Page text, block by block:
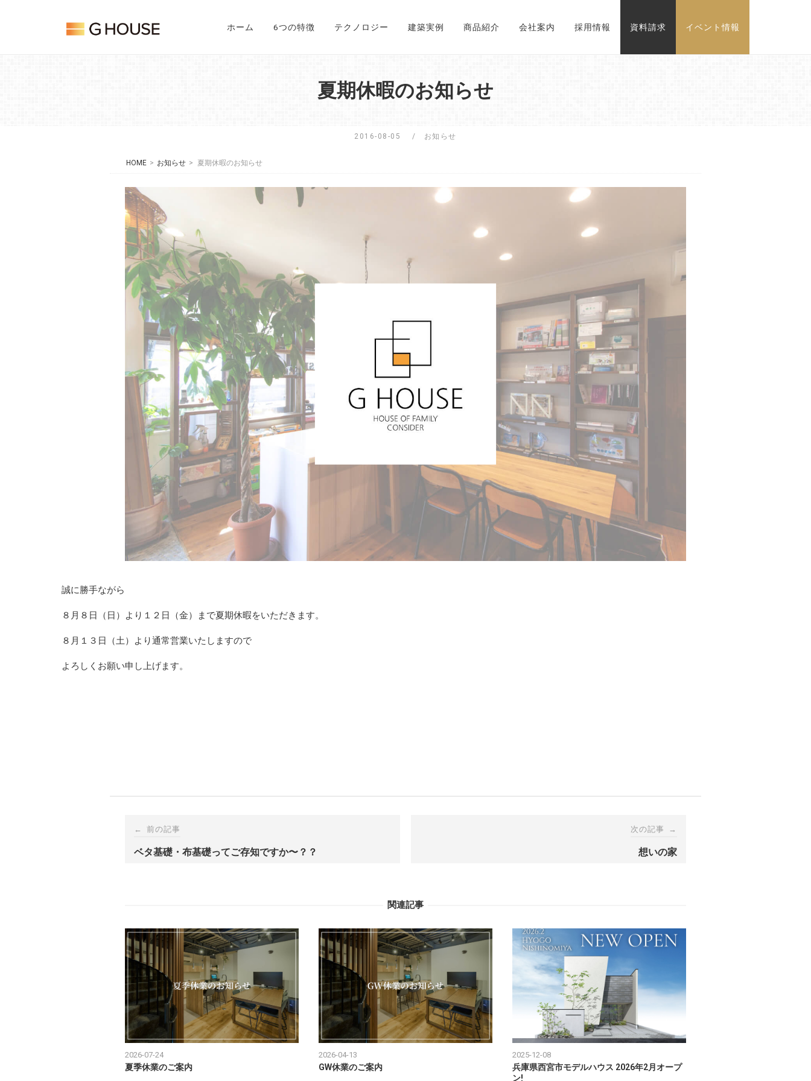
ホーム 6つの特徴 テクノロジー 建築実例 商品紹介 会社案内 採用情報 資料請求 イベント情報
夏期休暇のお知らせ
2016-08-05 お知らせ
HOME > お知らせ > 夏期休暇のお知らせ
誠に勝手ながら
８月８日（日）より１２日（金）まで夏期休暇をいただきます。
８月１３日（土）より通常営業いたしますので
よろしくお願い申し上げます。
Post
← 前の記事
ベタ基礎・布基礎ってご存知ですか〜？？
次の記事 →
想いの家
関連記事
2026-07-24
夏季休業のご案内
2026-04-13
GW休業のご案内
2025-12-08
兵庫県西宮市モデルハウス 2026年2月オープ
ン!